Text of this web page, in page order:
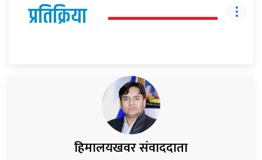
प्रतिक्रिया
हिमालयखवर संवाददाता